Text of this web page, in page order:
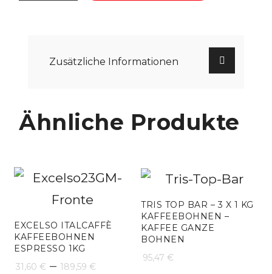
Zusätzliche Informationen
Ähnliche Produkte
EXCELSO ITALCAFFÈ
KAFFEEBOHNEN
ESPRESSO 1KG
31,60 € – 189,59 €
Preisspanne:
TRIS TOP BAR – 3 X 1 KG
KAFFEEBOHNEN –
KAFFEE GANZE
BOHNEN
95,47 €